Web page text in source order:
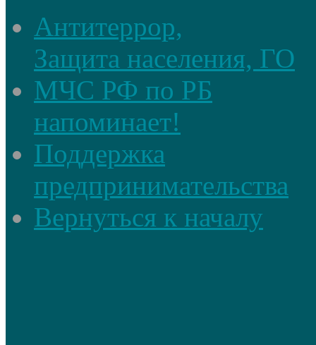
Антитеррор,
Защита населения, ГО
МЧС РФ по РБ
напоминает!
Поддержка
предпринимательства
Вернуться к началу